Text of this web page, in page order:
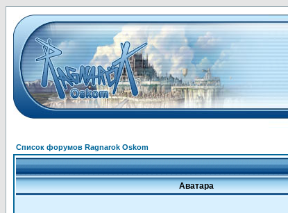
Список форумов Ragnarok Oskom
Аватара